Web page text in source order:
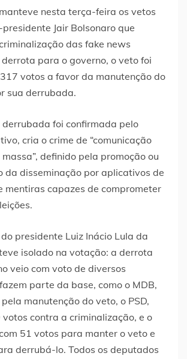
nesta terça-feira os vetos
Jair Bolsonaro que
das fake news
para o governo, o veto foi
votos a favor da manutenção do
sua derrubada.
foi confirmada pelo
cria o crime de “comunicação
definido pela promoção ou
da disseminação por aplicativos de
mentiras capazes de comprometer
presidente Luiz Inácio Lula da
isolado na votação: a derrota
veio com voto de diversos
parte da base, como o MDB,
manutenção do veto, o PSD,
contra a criminalização, e o
51 votos para manter o veto e
derrubá-lo. Todos os deputados